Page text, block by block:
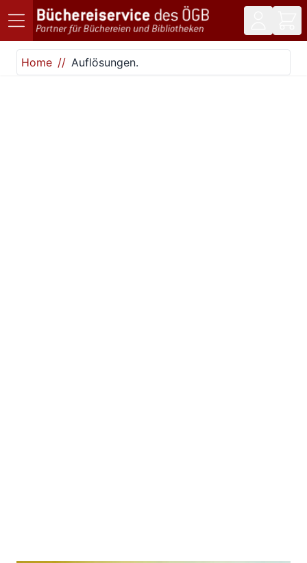
Direkt zum Inhalt
Home
Auflösungen.